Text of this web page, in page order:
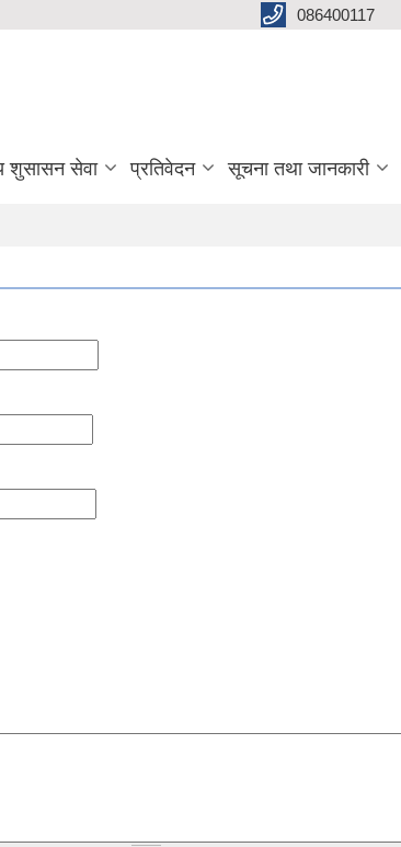
086400117
शुसासन सेवा प्रतिवेदन सूचना तथा जानकारी